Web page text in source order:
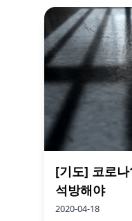
[기도] 코로
석방해야
2020-04-18